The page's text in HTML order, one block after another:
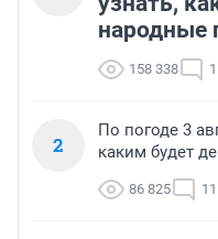
народные
158 338
2
По погоде 3
каким будет
86 825 11